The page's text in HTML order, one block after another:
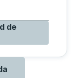
de